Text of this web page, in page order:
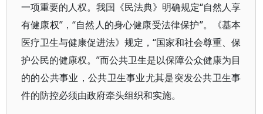
一项重要的人权。我国《民法典》明确规定“自然人享
有健康权”，“自然人的身心健康受法律保护”。《基本
医疗卫生与健康促进法》规定，“国家和社会尊重、保
护公民的健康权。”而公共卫生是以保障公众健康为目
的的公共事业，公共卫生事业尤其是突发公共卫生事
件的防控必须由政府牵头组织和实施。